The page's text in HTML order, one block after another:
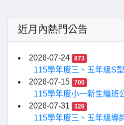
近月內熱門公告
2026-07-24 873
115學年度三、五年級S
2026-07-15
700
115學年度小一新生編班
2026-07-31
326
115學年度三、五年級導